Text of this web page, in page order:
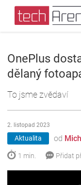
OnePlus
dělaný
To jsme zvědaví
Aktualita od
2. listopad 2023
1 min. Přidat